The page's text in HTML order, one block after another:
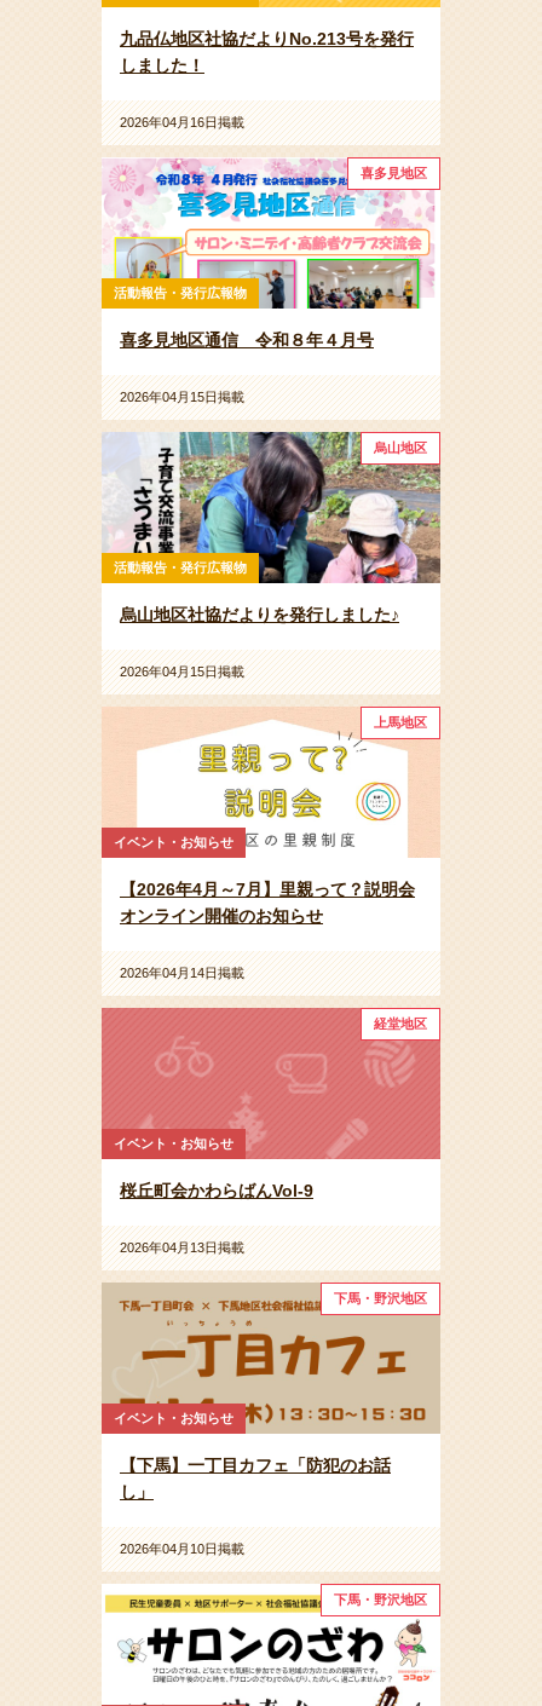
九品仏地区社協だよりNo.213号を発行
しました！
2026年04月16日掲載
喜多見地区
活動報告・発行広報物
喜多見地区通信 令和８年４月号
2026年04月15日掲載
烏山地区
活動報告・発行広報物
烏山地区社協だよりを発行しました♪
2026年04月15日掲載
上馬地区
イベント・お知らせ
【2026年4月～7月】里親って？説明会
オンライン開催のお知らせ
2026年04月14日掲載
経堂地区
イベント・お知らせ
桜丘町会かわらばんVol-9
2026年04月13日掲載
下馬・野沢地区
イベント・お知らせ
【下馬】一丁目カフェ「防犯のお話
し」
2026年04月10日掲載
下馬・野沢地区